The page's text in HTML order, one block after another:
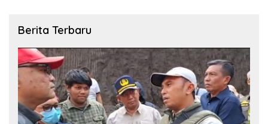
Berita Terbaru